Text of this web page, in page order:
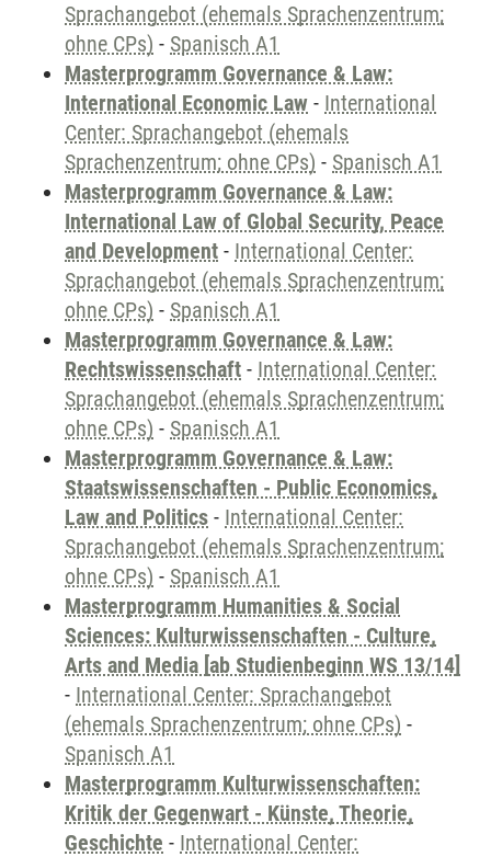
Sprachangebot (ehemals Sprachenzentrum;
ohne CPs) - Spanisch A1
Masterprogramm Governance & Law:
International Economic Law - International
Center: Sprachangebot (ehemals
Sprachenzentrum; ohne CPs) - Spanisch A1
Masterprogramm Governance & Law:
International Law of Global Security, Peace
and Development - International Center:
Sprachangebot (ehemals Sprachenzentrum;
ohne CPs) - Spanisch A1
Masterprogramm Governance & Law:
Rechtswissenschaft - International Center:
Sprachangebot (ehemals Sprachenzentrum;
ohne CPs) - Spanisch A1
Masterprogramm Governance & Law:
Staatswissenschaften - Public Economics,
Law and Politics - International Center:
Sprachangebot (ehemals Sprachenzentrum;
ohne CPs) - Spanisch A1
Masterprogramm Humanities & Social
Sciences: Kulturwissenschaften - Culture,
Arts and Media [ab Studienbeginn WS 13/14]
- International Center: Sprachangebot
(ehemals Sprachenzentrum; ohne CPs) -
Spanisch A1
Masterprogramm Kulturwissenschaften:
Kritik der Gegenwart - Künste, Theorie,
Geschichte - International Center: